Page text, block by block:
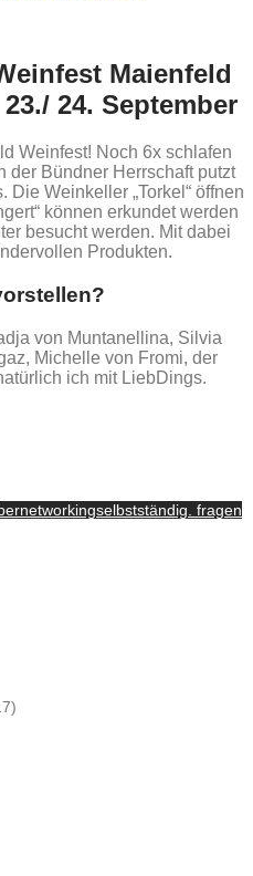
Maienfeld
24. September
Weinfest! Noch 6x schlafen
der Bündner Herrschaft putzt
Weinkeller „Torkel“ öffnen
können erkundet werden
besucht werden. Mit dabei
Produkten.
von Muntanellina, Silvia
Michelle von Fromi, der
ich mit LiebDings.
networkingselbstständig. fragen